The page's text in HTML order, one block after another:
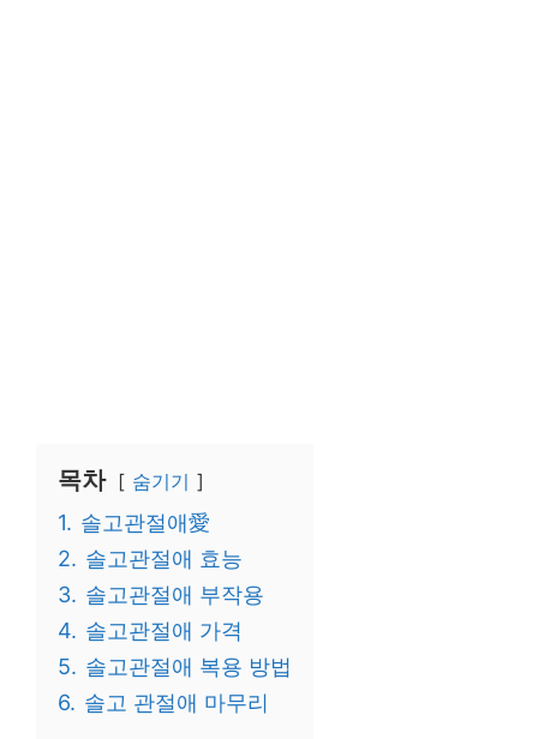
목차 숨기기
1. 솔고관절애愛
2. 솔고관절애 효능
3. 솔고관절애 부작용
4. 솔고관절애 가격
5. 솔고관절애 복용 방법
6. 솔고 관절애 마무리